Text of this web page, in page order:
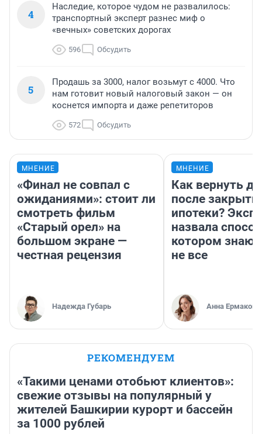
4
Наследие, которое чудом не развалилось:
транспортный эксперт разнес миф о
«вечных» советских дорогах
596 Обсудить
5
Продашь за 3000, налог возьмут с 4000. Что
нам готовит новый налоговый закон — он
коснется импорта и даже репетиторов
572 Обсудить
МНЕНИЕ
«Финал не совпал с
ожиданиями»: стоит ли
смотреть фильм
«Старый орел» на
большом экране —
честная рецензия
Надежда Губарь
МНЕНИЕ
Как вернуть
после
ипотеки?
назвала
котором
не все
Анна Ермакова
РЕКОМЕНДУЕМ
«Такими ценами отобьют клиентов»:
свежие отзывы на популярный у
жителей Башкирии курорт и бассейн
за 1000 рублей